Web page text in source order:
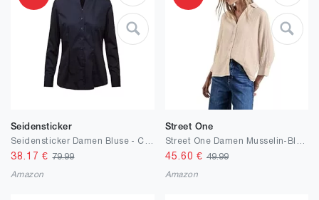
Seidensticker
38.17 €79.99
Amazon
Street One
45.60 € 49.99
Amazon